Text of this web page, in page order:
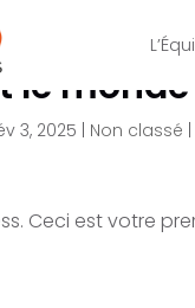
le monde
3, 2025 Non classé
Ceci est votre